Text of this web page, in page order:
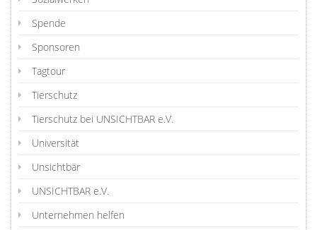
Spende
Sponsoren
Tagtour
Tierschutz
Tierschutz bei UNSICHTBAR e.V.
Universität
Unsichtbär
UNSICHTBAR e.V.
Unternehmen helfen